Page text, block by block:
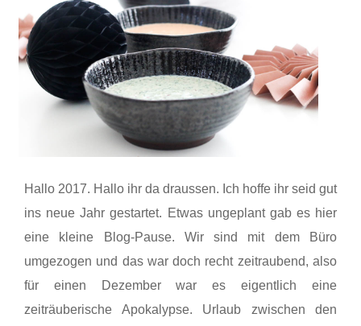
Hallo 2017. Hallo ihr da draussen. Ich hoffe ihr seid gut
ins neue Jahr gestartet. Etwas ungeplant gab es hier
eine kleine Blog-Pause. Wir sind mit dem Büro
umgezogen und das war doch recht zeitraubend, also
für einen Dezember war es eigentlich eine
zeiträuberische Apokalypse. Urlaub zwischen den